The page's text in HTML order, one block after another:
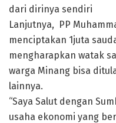
dari dirinya sendiri
Lanjutnya, PP
menciptakan 1juta
mengharapkan watak
warga Minang bisa
lainnya.
“Saya Salut dengan
usaha ekonomi yang